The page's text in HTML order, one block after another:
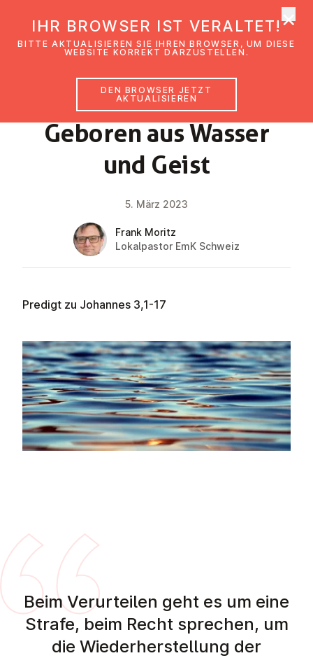
Geboren aus Wasser
und Geist
GLAUBENSIMPULS
5. März 2023
Frank Moritz
Lokalpastor EmK Schweiz
Predigt zu Johannes 3,1-17
Beim Verurteilen geht es um eine
Strafe, beim Recht sprechen, um
die Wiederherstellung der
IHR BROWSER IST VERALTET!
BITTE AKTUALISIEREN SIE IHREN BROWSER, UM DIESE
WEBSITE KORREKT DARZUSTELLEN.
DEN BROWSER JETZT
AKTUALISIEREN
×